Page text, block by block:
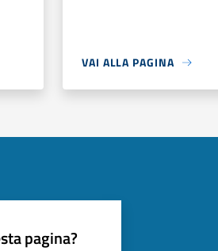
VAI ALLA PAGINA
pagina?